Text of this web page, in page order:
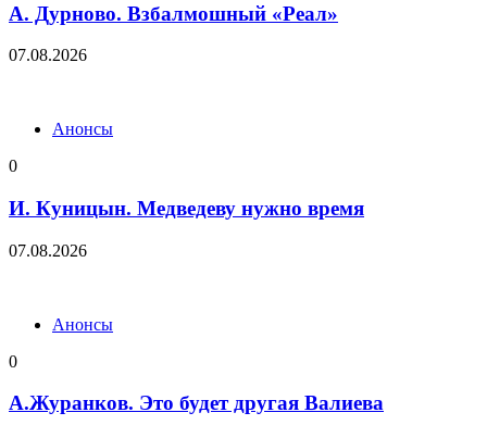
А. Дурново. Взбалмошный «Реал»
07.08.2026
Анонсы
0
И. Куницын. Медведеву нужно время
07.08.2026
Анонсы
0
А.Журанков. Это будет другая Валиева